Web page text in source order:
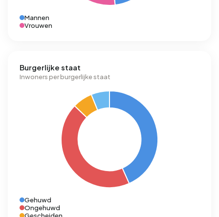
Mannen
Vrouwen
Burgerlijke staat
Inwoners per burgerlijke staat
Gehuwd
Ongehuwd